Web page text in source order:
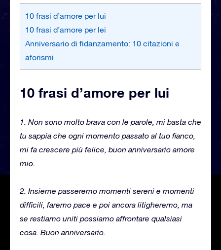
10 frasi d’amore per lui
10 frasi d’amore per lei
Anniversario di fidanzamento: 10 citazioni e
aforismi
10 frasi d’amore per lui
1. Non sono molto brava con le parole, mi basta che
tu sappia che ogni momento passato al tuo fianco,
mi fa crescere più felice, buon anniversario amore
mio.
2. Insieme passeremo momenti sereni e momenti
difficili, faremo pace e poi ancora litigheremo, ma
se restiamo uniti possiamo affrontare qualsiasi
cosa. Buon anniversario.